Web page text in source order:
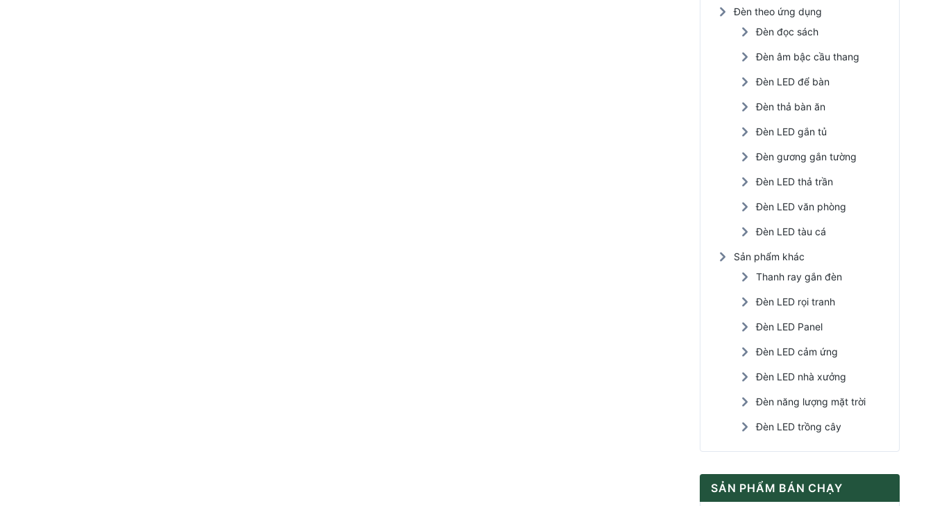
Đèn theo ứng dụng
Đèn đọc sách
Đèn âm bậc cầu thang
Đèn LED để bàn
Đèn thả bàn ăn
Đèn LED gắn tủ
Đèn gương gắn tường
Đèn LED thả trần
Đèn LED văn phòng
Đèn LED tàu cá
Sản phẩm khác
Thanh ray gắn đèn
Đèn LED rọi tranh
Đèn LED Panel
Đèn LED cảm ứng
Đèn LED nhà xưởng
Đèn năng lượng mặt trời
Đèn LED trồng cây
SẢN PHẨM BÁN CHẠY